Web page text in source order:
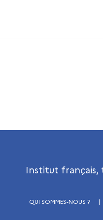
Institut français,
QUI SOMMES-NOUS ? |